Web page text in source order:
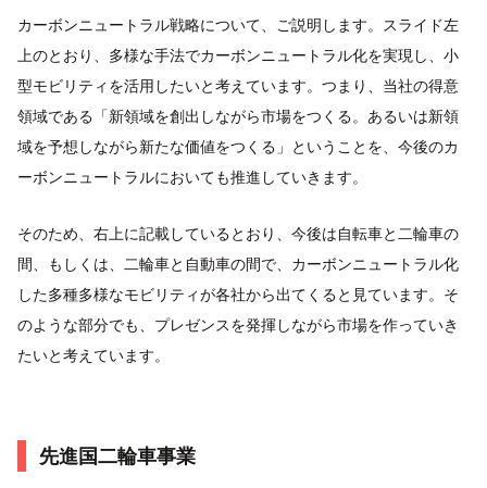
カーボンニュートラル戦略について、ご説明します。スライド左
上のとおり、多様な手法でカーボンニュートラル化を実現し、小
型モビリティを活用したいと考えています。つまり、当社の得意
領域である「新領域を創出しながら市場をつくる。あるいは新領
域を予想しながら新たな価値をつくる」ということを、今後のカ
ーボンニュートラルにおいても推進していきます。
そのため、右上に記載しているとおり、今後は自転車と二輪車の
間、もしくは、二輪車と自動車の間で、カーボンニュートラル化
した多種多様なモビリティが各社から出てくると見ています。そ
のような部分でも、プレゼンスを発揮しながら市場を作っていき
たいと考えています。
先進国二輪車事業